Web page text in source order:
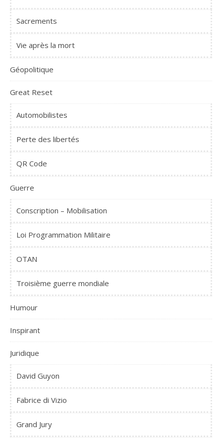
Sacrements
Vie après la mort
Géopolitique
Great Reset
Automobilistes
Perte des libertés
QR Code
Guerre
Conscription – Mobilisation
Loi Programmation Militaire
OTAN
Troisième guerre mondiale
Humour
Inspirant
Juridique
David Guyon
Fabrice di Vizio
Grand Jury